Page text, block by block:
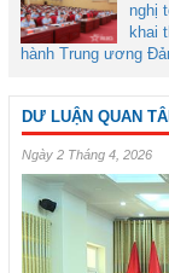
nghị
khai
hành Trung ương
DƯ LUẬN QUAN
Ngày 2 Tháng 4, 2026